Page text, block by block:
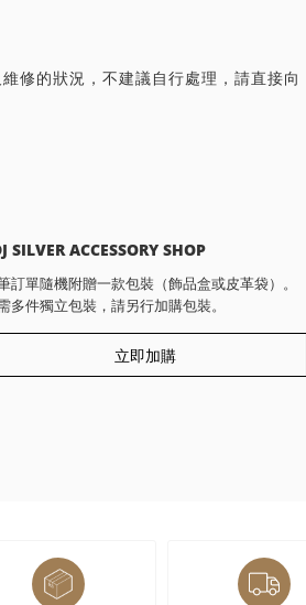
修的狀況，不建議自行處理，請直接向
SILVER ACCESSORY SHOP
訂單隨機附贈一款包裝（飾品盒或皮革袋）。
多件獨立包裝，請另行加購包裝。
立即加購